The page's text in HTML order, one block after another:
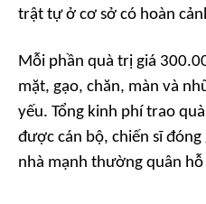
trật tự ở cơ sở có hoàn
Mỗi phần quà trị giá
mặt, gạo, chăn, màn và
yếu. Tổng kinh phí trao
được cán bộ, chiến sĩ
nhà mạnh thường quân